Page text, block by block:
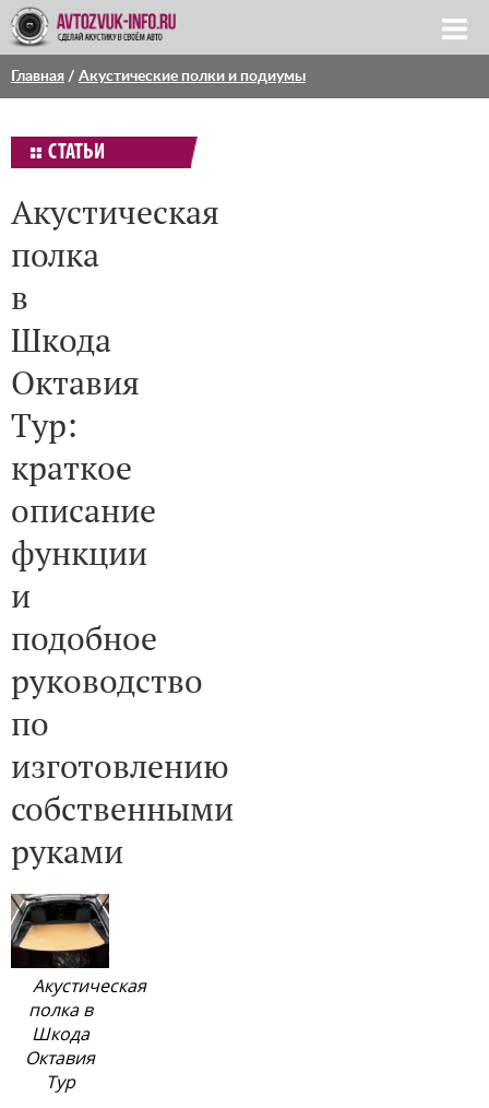
Главная / Акустические полки и подиумы
СТАТЬИ
Акустическая
полка
в
Шкода
Октавия
Тур:
краткое
описание
функции
и
подобное
руководство
по
изготовлению
собственными
руками
Акустическая
полка в
Шкода
Октавия
Тур